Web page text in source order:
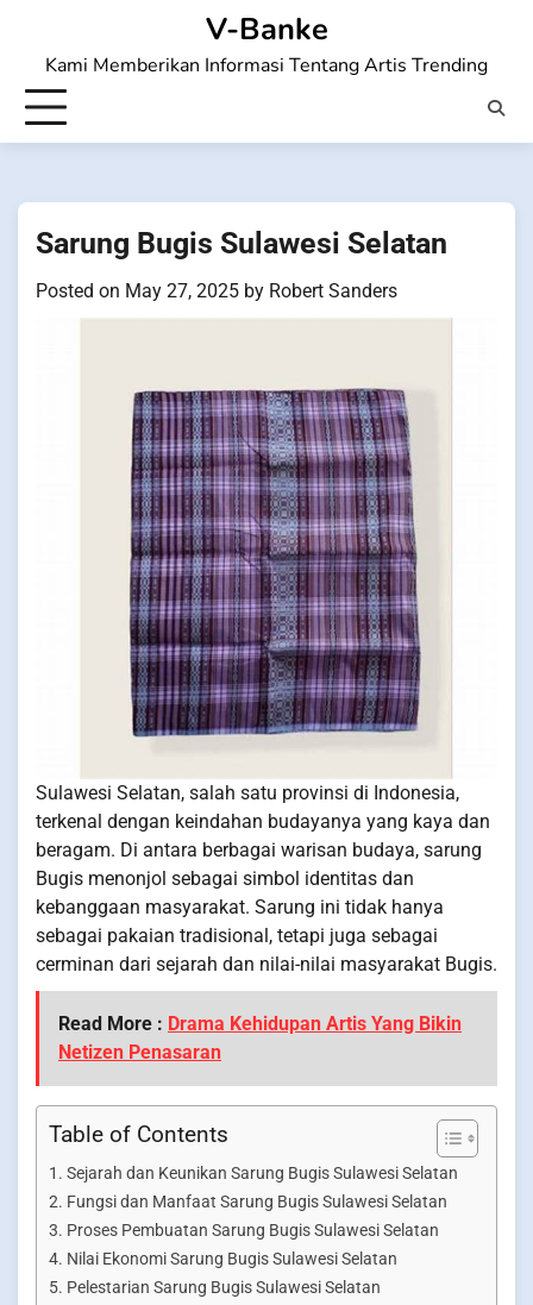
content
V-Banke
Kami Memberikan Informasi Tentang Artis Trending
Sarung Bugis Sulawesi Selatan
Posted on May 27, 2025 by Robert Sanders
Sulawesi Selatan, salah satu provinsi di Indonesia,
terkenal dengan keindahan budayanya yang kaya dan
beragam. Di antara berbagai warisan budaya, sarung
Bugis menonjol sebagai simbol identitas dan
kebanggaan masyarakat. Sarung ini tidak hanya
sebagai pakaian tradisional, tetapi juga sebagai
cerminan dari sejarah dan nilai-nilai masyarakat Bugis.
Read More : Drama Kehidupan Artis Yang Bikin
Netizen Penasaran
Table of Contents
Sejarah dan Keunikan Sarung Bugis Sulawesi Selatan
Fungsi dan Manfaat Sarung Bugis Sulawesi Selatan
Proses Pembuatan Sarung Bugis Sulawesi Selatan
Nilai Ekonomi Sarung Bugis Sulawesi Selatan
Pelestarian Sarung Bugis Sulawesi Selatan